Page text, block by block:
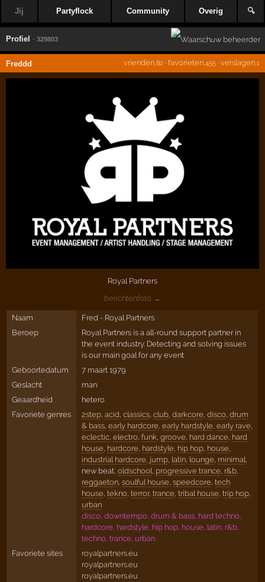
Jij Partyflock Community Overig 🔍
Profiel · 329803
Freddd vrienden,82 · favorieten,455· verslagen,1
Royal Partners
berichtenfoto →
Naam
Fred - Royal Partners
Beroep
Royal Partners is a all-round support partner in
the event industry. Detecting and solving issues
is our main goal for any event
Geboortedatum
7 maart 1979
Geslacht
man
Geaardheid
hetero
Favoriete genres
2step, acid, classics, club, darkcore, disco, drum
& bass, early hardcore, early hardstyle, early rave,
eclectic, electro, funk, groove, hard dance, hard
house, hardcore, hardstyle, hip hop, house,
industrial hardcore, jump, latin, lounge, minimal,
new beat, oldschool, progressive trance, r&b,
reggaeton, soulful house, speedcore, tech
house, tekno, terror, trance, tribal house, trip hop,
urban
disco, downtempo, drum & bass, hard techno,
hardcore, hardstyle, hip hop, house, latin, r&b,
techno, trance, urban
Favoriete sites
royalpartners.eu
royalpartners.eu
royalpartners.eu